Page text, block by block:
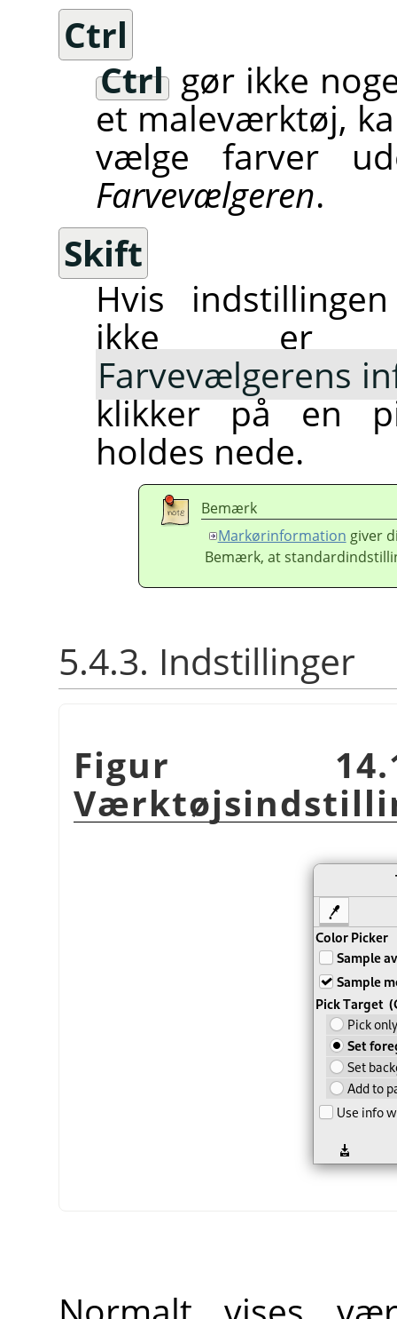
Ctrl
Ctrl gør ikke
et maleværktøj,
vælge farver
Farvevælgeren.
Skift
Hvis
ikke er
Farvevælgerens
klikker på en
holdes nede.
Bemærk
Markørinformation giver
Bemærk, at
5.4.3. Indstillinger
Figur